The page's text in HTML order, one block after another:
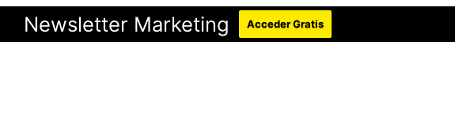
Newsletter Marketing Acceder Gratis